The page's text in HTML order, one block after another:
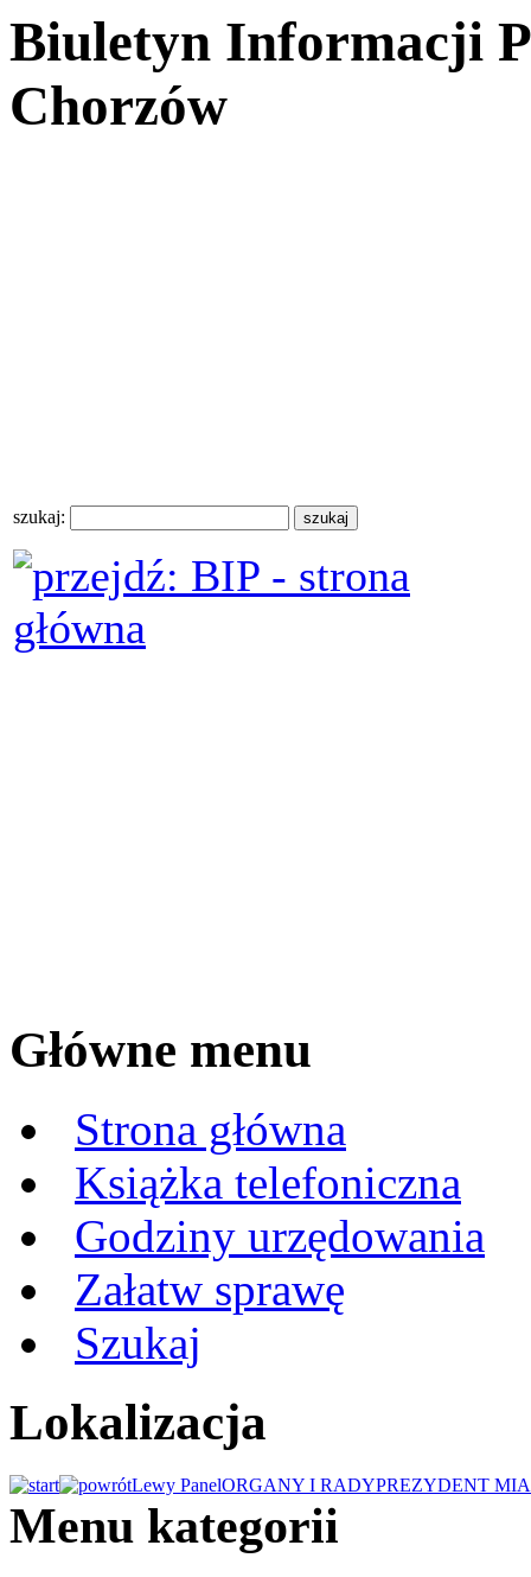
Biuletyn Informacji
Chorzów
szukaj:
Główne menu
Strona główna
Książka telefoniczna
Godziny urzędowania
Załatw sprawę
Szukaj
Lokalizacja
Lewy PanelORGANY I RADYPREZYDENT
Menu kategorii